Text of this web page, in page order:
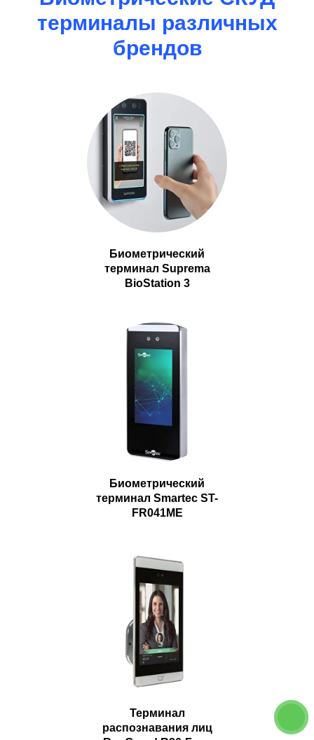
терминалы различных
брендов
Биометрический
терминал Suprema
BioStation 3
Биометрический
терминал Smartec ST-
FR041ME
Терминал
распознавания лиц